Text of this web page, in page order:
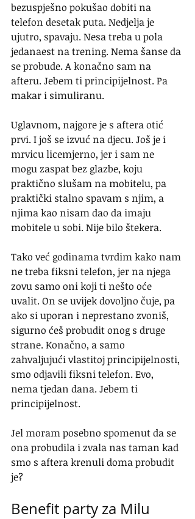
bezuspješno pokušao dobiti na
telefon desetak puta. Nedjelja je
ujutro, spavaju. Nesa treba u pola
jedanaest na trening. Nema šanse da
se probude. A konačno sam na
afteru. Jebem ti principijelnost. Pa
makar i simuliranu.
Uglavnom, najgore je s aftera otić
prvi. I još se izvuć na djecu. Još je i
mrvicu licemjerno, jer i sam ne
mogu zaspat bez glazbe, koju
praktično slušam na mobitelu, pa
praktički stalno spavam s njim, a
njima kao nisam dao da imaju
mobitele u sobi. Nije bilo štekera.
Tako već godinama tvrdim kako nam
ne treba fiksni telefon, jer na njega
zovu samo oni koji ti nešto oće
uvalit. On se uvijek dovoljno čuje, pa
ako si uporan i neprestano zvoniš,
sigurno ćeš probudit onog s druge
strane. Konačno, a samo
zahvaljujući vlastitoj principijelnosti,
smo odjavili fiksni telefon. Evo,
nema tjedan dana. Jebem ti
principijelnost.
Jel moram posebno spomenut da se
ona probudila i zvala nas taman kad
smo s aftera krenuli doma probudit
je?
Benefit party za Milu